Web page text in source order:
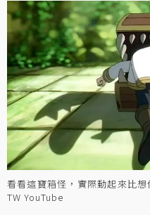
看看這寶箱怪，實際動起來比
TW YouTube